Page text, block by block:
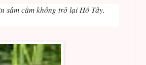
sâm cầm không trở lại Hồ Tây.